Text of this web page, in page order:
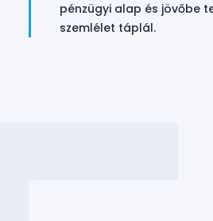
pénzügyi alap és jövőbe
szemlélet táplál.